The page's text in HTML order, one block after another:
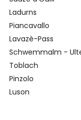
Ladurns
Piancavallo
Lavazè-Pass
Schwemmalm -
Toblach
Pinzolo
Luson